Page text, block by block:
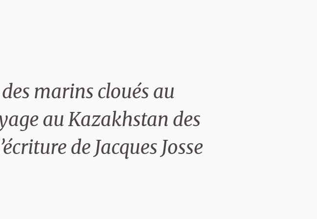
de la
de la Maison
un poète. Sa
marins cloués au
au Kazakhstan des
de Jacques Josse